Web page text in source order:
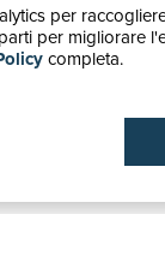
per
per migliorare
completa.
Blog
Vendi